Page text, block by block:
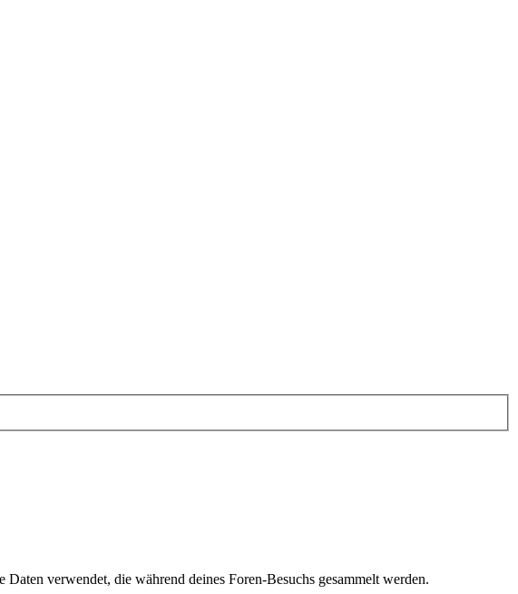
verwendet, die während deines Foren-Besuchs gesammelt werden.